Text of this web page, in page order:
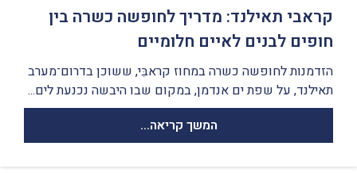
קראבי תאילנד: מדריך לחופשה כשרה בין
חופים לבנים לאיים חלומיים
הזדמנות לחופשה כשרה במחוז קראבִּי, ששוכן בדרום־מערב
תאילנד, על שפת ים אנדמן, במקום שבו היבשה נכנעת לים...
המשך קריאה...